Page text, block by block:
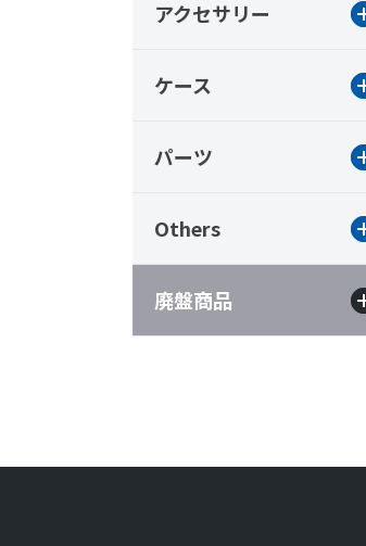
アクセサリー
ケース
パーツ
Others
廃盤商品